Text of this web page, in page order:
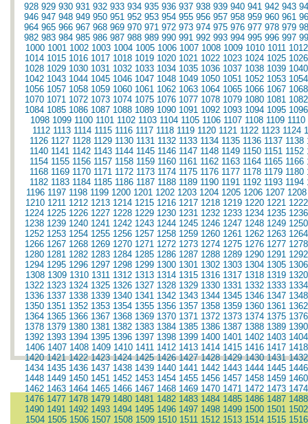
928 929 930 931 932 933 934 935 936 937 938 939 940 941 942 943
946 947 948 949 950 951 952 953 954 955 956 957 958 959 960 961
964 965 966 967 968 969 970 971 972 973 974 975 976 977 978 979
982 983 984 985 986 987 988 989 990 991 992 993 994 995 996 997
1000 1001 1002 1003 1004 1005 1006 1007 1008 1009 1010 1011 1012
1014 1015 1016 1017 1018 1019 1020 1021 1022 1023 1024 1025 1026
1028 1029 1030 1031 1032 1033 1034 1035 1036 1037 1038 1039 1040
1042 1043 1044 1045 1046 1047 1048 1049 1050 1051 1052 1053 1054
1056 1057 1058 1059 1060 1061 1062 1063 1064 1065 1066 1067 1068
1070 1071 1072 1073 1074 1075 1076 1077 1078 1079 1080 1081 1082
1084 1085 1086 1087 1088 1089 1090 1091 1092 1093 1094 1095 1096
1098 1099 1100 1101 1102 1103 1104 1105 1106 1107 1108 1109 1110
1112 1113 1114 1115 1116 1117 1118 1119 1120 1121 1122 1123 1124
1126 1127 1128 1129 1130 1131 1132 1133 1134 1135 1136 1137 1138
1140 1141 1142 1143 1144 1145 1146 1147 1148 1149 1150 1151 1152
1154 1155 1156 1157 1158 1159 1160 1161 1162 1163 1164 1165 1166
1168 1169 1170 1171 1172 1173 1174 1175 1176 1177 1178 1179 1180
1182 1183 1184 1185 1186 1187 1188 1189 1190 1191 1192 1193 1194
1196 1197 1198 1199 1200 1201 1202 1203 1204 1205 1206 1207 1208
1210 1211 1212 1213 1214 1215 1216 1217 1218 1219 1220 1221 1222
1224 1225 1226 1227 1228 1229 1230 1231 1232 1233 1234 1235 1236
1238 1239 1240 1241 1242 1243 1244 1245 1246 1247 1248 1249 1250
1252 1253 1254 1255 1256 1257 1258 1259 1260 1261 1262 1263 1264
1266 1267 1268 1269 1270 1271 1272 1273 1274 1275 1276 1277 1278
1280 1281 1282 1283 1284 1285 1286 1287 1288 1289 1290 1291 1292
1294 1295 1296 1297 1298 1299 1300 1301 1302 1303 1304 1305 1306
1308 1309 1310 1311 1312 1313 1314 1315 1316 1317 1318 1319 1320
1322 1323 1324 1325 1326 1327 1328 1329 1330 1331 1332 1333 1334
1336 1337 1338 1339 1340 1341 1342 1343 1344 1345 1346 1347 1348
1350 1351 1352 1353 1354 1355 1356 1357 1358 1359 1360 1361 1362
1364 1365 1366 1367 1368 1369 1370 1371 1372 1373 1374 1375 1376
1378 1379 1380 1381 1382 1383 1384 1385 1386 1387 1388 1389 1390
1392 1393 1394 1395 1396 1397 1398 1399 1400 1401 1402 1403 1404
1406 1407 1408 1409 1410 1411 1412 1413 1414 1415 1416 1417 1418
1420 1421 1422 1423 1424 1425 1426 1427 1428 1429 1430 1431 1432
1434 1435 1436 1437 1438 1439 1440 1441 1442 1443 1444 1445 1446
1448 1449 1450 1451 1452 1453 1454 1455 1456 1457 1458 1459 1460
1462 1463 1464 1465 1466 1467 1468 1469 1470 1471 1472 1473 1474
1476 1477 1478 1479 1480 1481 1482 1483 1484 1485 1486 1487 1488
1490 1491 1492 1493 1494 1495 1496 1497 1498 1499 1500 1501 1502
1504 1505 1506 1507 1508 1509 1510 1511 1512 1513 1514 1515 1516